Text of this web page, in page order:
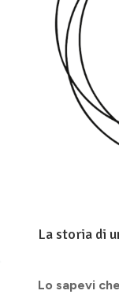
La storia di
Lo sapevi